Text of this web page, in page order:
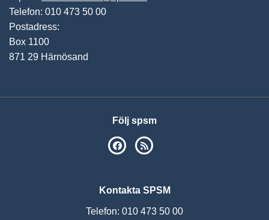
Telefon: 010 473 50 00
Postadress:
Box 1100
871 29 Härnösand
Följ spsm
SPSM på Facebook
Kontakta SPSM
Telefon: 010 473 50 00